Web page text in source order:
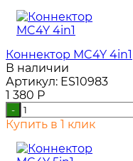
Коннектор MC4Y 4in1
В наличии
Артикул: ES10983
1 380 Р
-
Купить в 1 клик